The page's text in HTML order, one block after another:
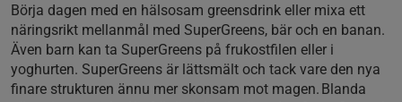
Börja dagen med en hälsosam greensdrink eller mixa ett
näringsrikt mellanmål med SuperGreens, bär och en banan.
Även barn kan ta SuperGreens på frukostfilen eller i
yoghurten. SuperGreens är lättsmält och tack vare den nya
finare strukturen ännu mer skonsam mot magen. Blanda